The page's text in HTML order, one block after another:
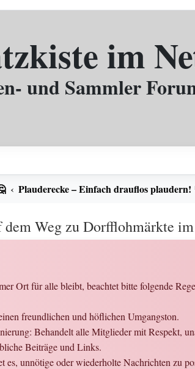
im
und Sammler
Plauderecke – Einfach drauflos plaudern!
Weg zu Dorfflohmärkte
Ort für alle bleibt, beachtet bitte folgende
freundlichen und höflichen Umgangston.
Behandelt alle Mitglieder mit Respekt,
Beiträge und Links.
es, unnötige oder wiederholte Nachrichten zu